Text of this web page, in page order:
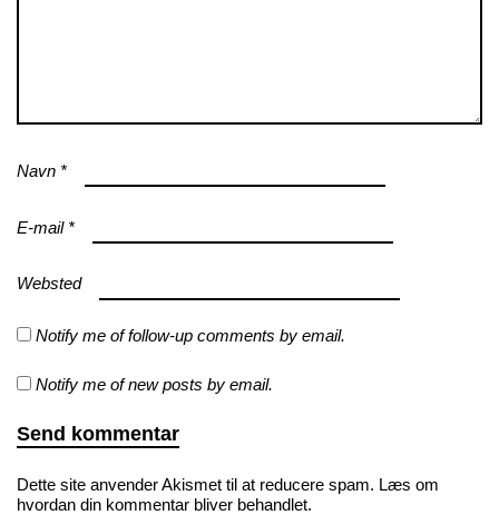
Navn *
E-mail *
Websted
Notify me of follow-up comments by email.
Notify me of new posts by email.
Dette site anvender Akismet til at reducere spam. Læs om
hvordan din kommentar bliver behandlet.